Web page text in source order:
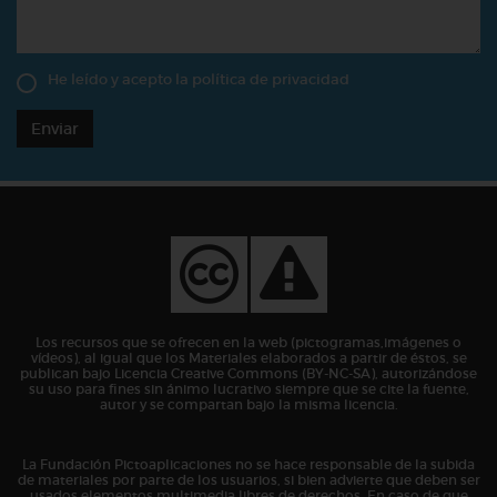
He leído y acepto la política de privacidad
Enviar
Los recursos que se ofrecen en la web (pictogramas,imágenes o
vídeos), al igual que los Materiales elaborados a partir de éstos, se
publican bajo Licencia Creative Commons (BY-NC-SA), autorizándose
su uso para fines sin ánimo lucrativo siempre que se cite la fuente,
autor y se compartan bajo la misma licencia.
La Fundación Pictoaplicaciones no se hace responsable de la subida
de materiales por parte de los usuarios, si bien advierte que deben ser